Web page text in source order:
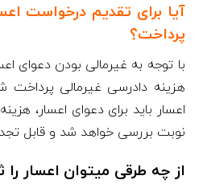
آیا برای تقدیم درخواست
پرداخت؟
با توجه به غیرمالی بودن دعوای
هزینه دادرسی غیرمالی پرداخت
اعسار باید برای دعوای اعسار،
نوبت بررسی خواهد شد و قابل
از چه طرقی می­توان اعسار را